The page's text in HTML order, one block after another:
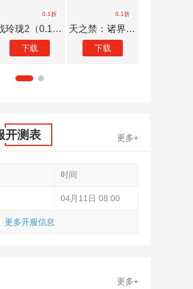
0.1折
战玲珑2（0.1折）
下载
0.1折
天之禁：诸界破碎（0.1折）
下载
开测表 更多+
更多开服信息
时间
04月11日 08:00
更多+